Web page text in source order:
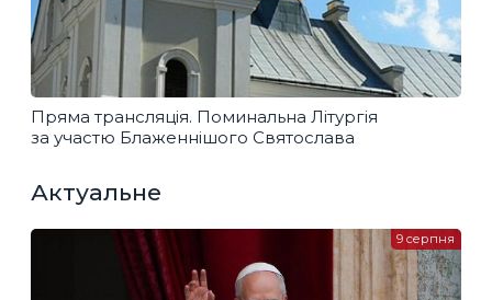
Пряма трансляція. Поминальна Літургія
за участю Блаженнішого Святослава
Актуальне
9 серпня